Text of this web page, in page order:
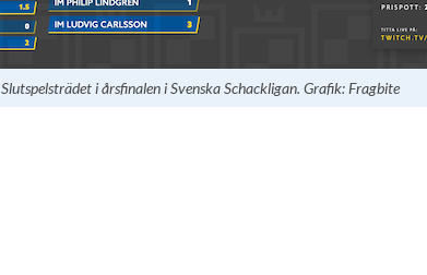
Slutspelsträdet i årsfinalen i Svenska Schackligan. Grafik: Fragbite